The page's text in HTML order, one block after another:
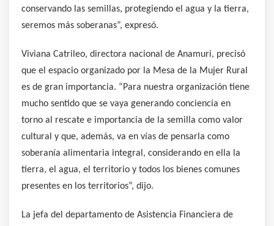
conservando las semillas, protegiendo el agua y la tierra,
seremos más soberanas”, expresó.
Viviana Catrileo, directora nacional de Anamuri, precisó
que el espacio organizado por la Mesa de la Mujer Rural
es de gran importancia. “Para nuestra organización tiene
mucho sentido que se vaya generando conciencia en
torno al rescate e importancia de la semilla como valor
cultural y que, además, va en vías de pensarla como
soberanía alimentaria integral, considerando en ella la
tierra, el agua, el territorio y todos los bienes comunes
presentes en los territorios”, dijo.
La jefa del departamento de Asistencia Financiera de